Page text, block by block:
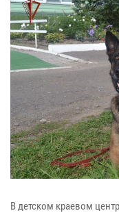
В детском краевом